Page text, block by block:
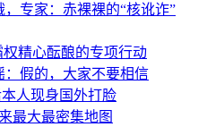
专家：赤裸裸的“核讹诈”
精心酝酿的专项行动
假的，大家不要相信
人现身国外打脸
最大最密集地图